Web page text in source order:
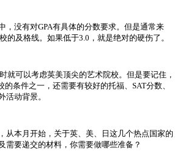
没有对GPA有具体的分数要求。但是通常来
的及格线。如果低于3.0，就是绝对的硬伤了。
可以考虑英美顶尖的艺术院校。但是要记住，
的条件之一，还需要有较好的托福、SAT分数、
活动背景。
本月开始，关于英、美、日这几个热点国家的
需要递交的材料，你需要做哪些准备？